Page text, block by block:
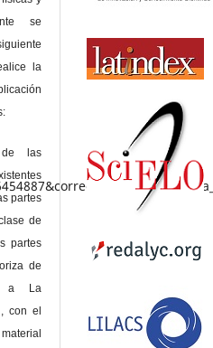
se
la
de las
partes
de
partes
de
a La
, con el